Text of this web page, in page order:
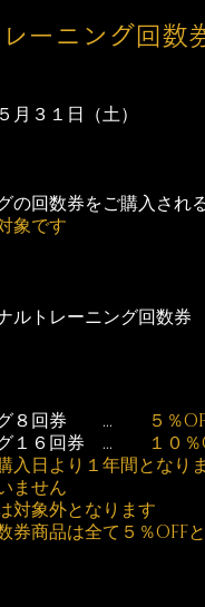
ーニング回数
月３１日（土）
の回数券をご購入され
象です
ルトレーニング回数券
８回券　　…
５％
１６回券　…
１０％
入日より１年間となり
ません
対象外となります
券商品は全て５％OFF